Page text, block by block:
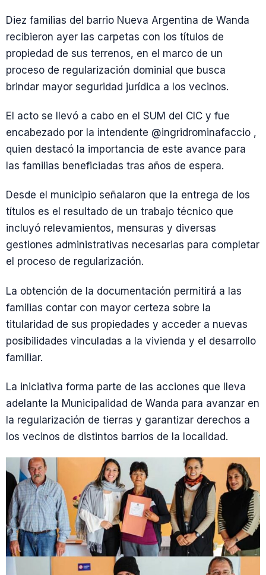
Diez familias del barrio Nueva Argentina de Wanda
recibieron ayer las carpetas con los títulos de
propiedad de sus terrenos, en el marco de un
proceso de regularización dominial que busca
brindar mayor seguridad jurídica a los vecinos.
El acto se llevó a cabo en el SUM del CIC y fue
encabezado por la intendente @ingridrominafaccio ,
quien destacó la importancia de este avance para
las familias beneficiadas tras años de espera.
Desde el municipio señalaron que la entrega de los
títulos es el resultado de un trabajo técnico que
incluyó relevamientos, mensuras y diversas
gestiones administrativas necesarias para completar
el proceso de regularización.
La obtención de la documentación permitirá a las
familias contar con mayor certeza sobre la
titularidad de sus propiedades y acceder a nuevas
posibilidades vinculadas a la vivienda y el desarrollo
familiar.
La iniciativa forma parte de las acciones que lleva
adelante la Municipalidad de Wanda para avanzar en
la regularización de tierras y garantizar derechos a
los vecinos de distintos barrios de la localidad.